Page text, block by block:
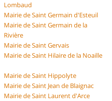
Lombaud
Mairie de Saint Germain d'Esteuil
Mairie de Saint Germain de la
Rivière
Mairie de Saint Gervais
Mairie de Saint Hilaire de la Noaille
Mairie de Saint Hippolyte
Mairie de Saint Jean de Blaignac
Mairie de Saint Laurent d'Arce